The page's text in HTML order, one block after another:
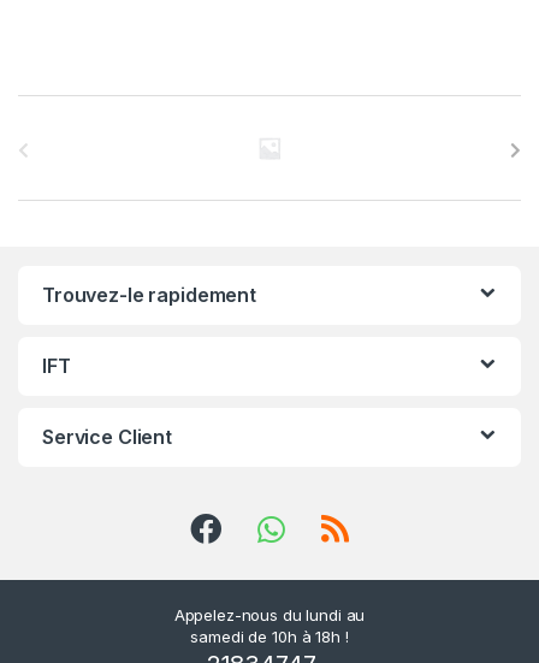
Trouvez-le rapidement
IFT
Service Client
Appelez-nous du lundi au
samedi de 10h à 18h !